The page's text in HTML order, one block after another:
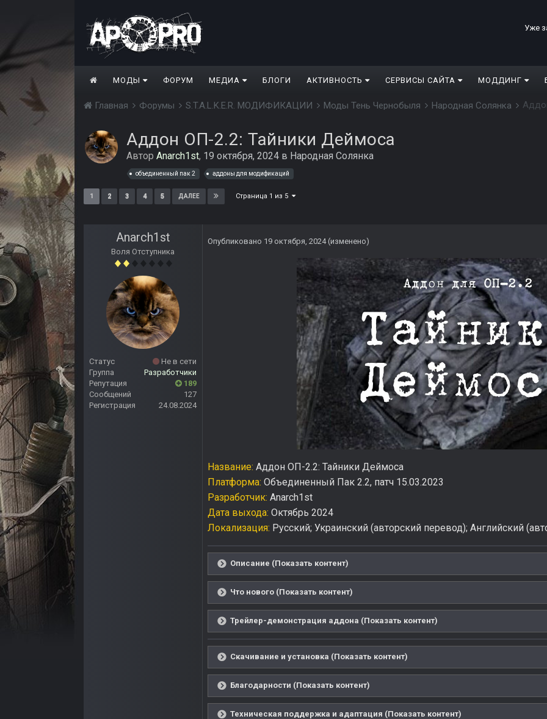
Уже
МОДЫ ФОРУМ МЕДИА БЛОГИ АКТИВНОСТЬ СЕРВИСЫ САЙТА МОДДИНГ
Главная Форумы S.T.A.L.K.E.R. МОДИФИКАЦИИ Моды Тень Чернобыля Народная Солянка
Аддон ОП-2.2: Тайники Деймоса
Автор Anarch1st, 19 октября, 2024 в Народная Солянка
объединенный пак 2 аддоны для модификаций
1 2 3 4 5 ДАЛЕЕ Страница 1 из 5
Anarch1st
Воля Отступника
Статус
Не в сети
Группа
Разработчики
Репутация
189
Сообщений
127
Регистрация
24.08.2024
Опубликовано 19 октября, 2024 (изменено)
Название: Аддон ОП-2.2: Тайники Деймоса
Платформа: Объединенный Пак 2.2, патч 15.03.2023
Разработчик: Anarch1st
Дата выхода: Октябрь 2024
Локализация: Русский; Украинский (авторский перевод); Английский
Описание (Показать контент)
Что нового (Показать контент)
Трейлер-демонстрация аддона (Показать контент)
Скачивание и установка (Показать контент)
Благодарности (Показать контент)
Техническая поддержка и адаптация (Показать контент)